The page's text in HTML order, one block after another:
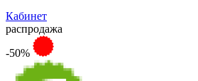
Кабинет
распродажа
-50%